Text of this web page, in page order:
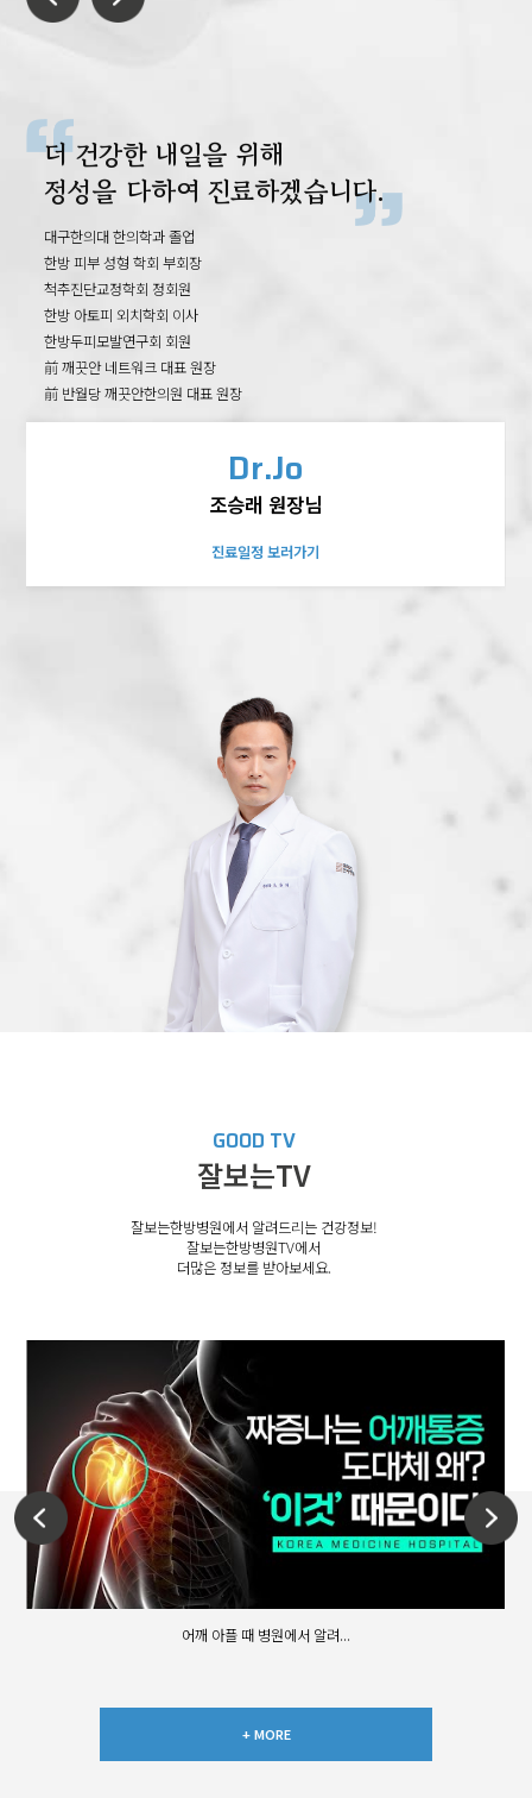
Dr.Kim
김정은 원장님
진료일정 보러가기
환자의 아픔을 경청하는
따뜻한 진료를 하겠습니다.
前 칠곡굿모닝통증의학과 부원장
前 김태완신경과 부원장
前 코앤연합의원 부원장
前 현풍요양병원 과장
계명대 의대졸업
계명대 동산의료원 인턴 수료
파티마 병원 마취통증의학과 레지던트 수료
환자를 내 가족처럼 생각하고
근본적인 원인을 찾아 진료하겠습니다.
Dr.Han
주치의의 마음으로 진실한 치료를 하겠
습니다.
前 강남자생한방병원 진료원장
前 대구자생한방병원 의무원장, 교육수련부장,의료상담원장
대구한의대학교 한의과대학 졸업
침구과 전문의
동국대학교 한의과대학원 한방재활의학과 한의학 석사
강남자생한방병원 일반수련의 과정 수료
강남자생한방병원 전문수련의 과정 수료
척추신경추나의학회 회원
Dr.Jo
조승래 원장님
진료일정 보러가기
더 건강한 내일을 위해
정성을 다하여 진료하겠습니다.
대구한의대 한의학과 졸업
한방 피부 성형 학회 부회장
척추진단교정학회 정회원
한방 아토피 외치학회 이사
한방두피모발연구회 회원
前 깨끗안 네트워크 대표 원장
前 반월당 깨끗안한의원 대표 원장
Dr.Park
박무섭 원장님
진료일정 보러가기
진실한 치료를 위해
언제나 최선을 다하겠습니다
前 온데이한의원 진료원장
대구한의대 한의학과 대학원 석사
대구한의대 부속 대구한방병원 일반수련의 과정 수료
대구한의대 부속 대구한방병원 전문수련의 과정 수료
대구한의대 부속 대구한방병원 의국장
대한침구학회 평생회원
대한면역약침학회 정회원
대한한의방제학회 정회원
Dr.Song
환자도 내 가족이라는 마음으로
정성을 다하겠습니다.
前 손모아한의원 진료원장
前 경상북도 공중보건의사 한의과 대표
대구한의대 한의학과 졸업
대구자생한방병원 일반수련의 과정 수료
대한한의학회 정회원
척추신경추나의학회 정회원
한방재활의학과학회 정회원
대한한방소아과학회 정회원
대한한방부인과학회 정회원
Dr.Lee
이차영 원장님
사소한 통증이나 증상도
놓치지 않도록
언제나 최선을 다하겠습니다.
前) 광주자향한방병원 진료원장
대구한의대 한의학과 졸업
한방신경정신과 전문의
대전대학교 한방신경정신과 석사
대전대학교 천안한방병원 일반수련의 과정 수료
광주자생한방병원 전문수련의 과정 수료
Dr.Kim
김정은 원장님
진료일정 보러가기
환자의 아픔을 경청하는
따뜻한 진료를 하겠습니다.
前 칠곡굿모닝통증의학과 부원장
前 김태완신경과 부원장
前 코앤연합의원 부원장
前 현풍요양병원 과장
계명대 의대졸업
계명대 동산의료원 인턴 수료
파티마 병원 마취통증의학과 레지던트 수료
환자를 내 가족처럼 생각하고
근본적인 원인을 찾아 진료하겠습니다.
GOOD TV
잘보는TV
잘보는한방병원에서 알려드리는 건강정보!
잘보는한방병원TV에서
더많은 정보를 받아보세요.
어깨 아플 때 병원에서 알려...
+ MORE